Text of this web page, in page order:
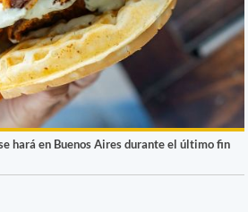
hará en Buenos Aires durante el último fin